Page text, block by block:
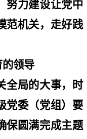
努力建设让党中
范机关，走好践
领导
全局的大事，时
党委（党组）要
保圆满完成主题